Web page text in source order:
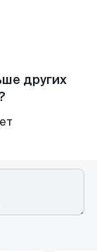
других